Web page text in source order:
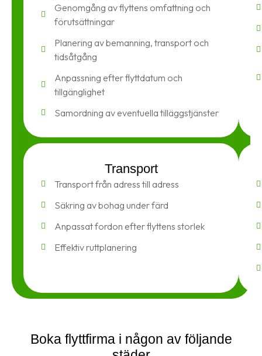
Genomgång av flyttens omfattning och
förutsättningar
Planering av bemanning, transport och
tidsåtgång
Anpassning efter flyttdatum och
tillgänglighet
Samordning av eventuella tilläggstjänster
Transport
Transport från adress till adress
Säkring av bohag under färd
Anpassat fordon efter flyttens storlek
Effektiv ruttplanering
Boka flyttfirma i någon av följande